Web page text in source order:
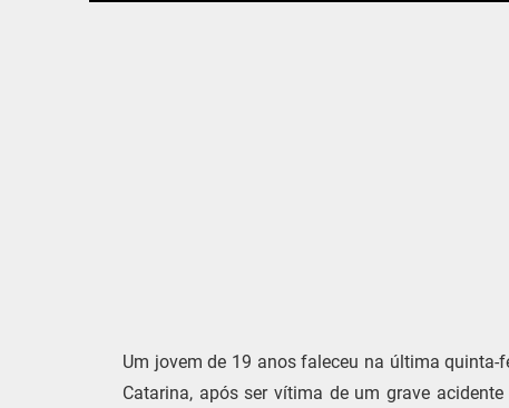
Um jovem de 19 anos faleceu na última quinta-
Catarina, após ser vítima de um grave